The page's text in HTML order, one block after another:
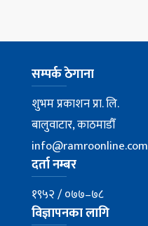
सम्पर्क ठेगाना
शुभम प्रकाशन प्रा. लि.
बालुवाटार, काठमाडौँ
info@ramroonline.com
दर्ता नम्बर
१९५२ / ०७७–७८
विज्ञापनका लागि